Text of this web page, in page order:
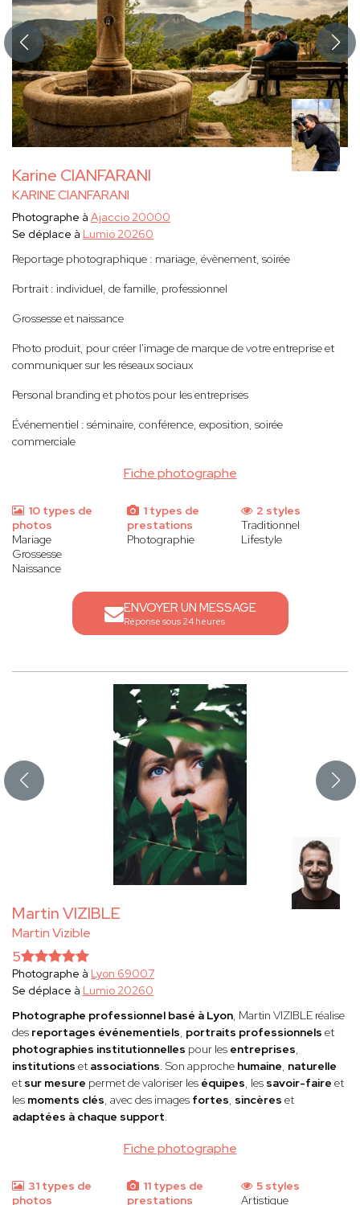
Karine CIANFARANI
KARINE CIANFARANI
Fiche photographe
Photographe à Ajaccio 20000
Se déplace à Lumio 20260
Reportage photographique : mariage, évènement, soirée
Portrait : individuel, de famille, professionnel
Grossesse et naissance
Photo produit, pour créer l'image de marque de votre entreprise et
communiquer sur les réseaux sociaux
Personal branding et photos pour les entreprises
Événementiel : séminaire, conférence, exposition, soirée
commerciale
10 types de
photos
Mariage
Grossesse
Naissance
1 types de
prestations
Photographie
2 styles
Traditionnel
Lifestyle
ENVOYER UN MESSAGE
Réponse sous 24 heures
Martin VIZIBLE
Martin Vizible
Fiche photographe
5
Photographe à Lyon 69007
Se déplace à Lumio 20260
Photographe professionnel basé à Lyon, Martin VIZIBLE réalise
des reportages événementiels, portraits professionnels et
photographies institutionnelles pour les entreprises,
institutions et associations. Son approche humaine, naturelle
et sur mesure permet de valoriser les équipes, les savoir-faire et
les moments clés, avec des images fortes, sincères et
adaptées à chaque support.
31 types de
photos
11 types de
prestations
5 styles
Artistique